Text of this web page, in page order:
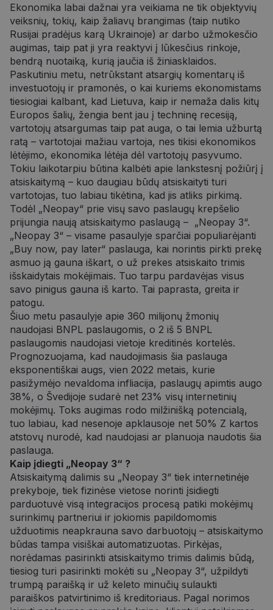
Ekonomika labai dažnai yra veikiama ne tik objektyvių
veiksnių, tokių, kaip žaliavų brangimas (taip nutiko
Rusijai pradėjus karą Ukrainoje) ar darbo užmokesčio
augimas, taip pat ji yra reaktyvi į lūkesčius rinkoje,
bendrą nuotaiką, kurią jaučia iš žiniasklaidos.
Paskutiniu metu, netrūkstant atsargių komentarų iš
investuotojų ir pramonės, o kai kuriems ekonomistams
tiesiogiai kalbant, kad Lietuva, kaip ir nemaža dalis kitų
Europos šalių, žengia bent jau į techninę recesiją,
vartotojų atsargumas taip pat auga, o tai lemia užburtą
ratą – vartotojai mažiau vartoja, nes tikisi ekonomikos
lėtėjimo, ekonomika lėtėja dėl vartotojų pasyvumo.
Tokiu laikotarpiu būtina kalbėti apie lankstesnį požiūrį į
atsiskaitymą – kuo daugiau būdų atsiskaityti turi
vartotojas, tuo labiau tikėtina, kad jis atliks pirkimą.
Todėl „Neopay“ prie visų savo paslaugų krepšelio
prijungia naują atsiskaitymo paslaugą – „Neopay 3“.
„Neopay 3“ – visame pasaulyje sparčiai populiarėjanti
„Buy now, pay later“ paslauga, kai norintis pirkti prekę
asmuo ją gauna iškart, o už prekes atsiskaito trimis
išskaidytais mokėjimais. Tuo tarpu pardavėjas visus
savo pinigus gauna iš karto. Tai paprasta, greita ir
patogu.
Šiuo metu pasaulyje apie 360 milijonų žmonių
naudojasi BNPL paslaugomis, o 2 iš 5 BNPL
paslaugomis naudojasi vietoje kreditinės kortelės.
Prognozuojama, kad naudojimasis šia paslauga
eksponentiškai augs, vien 2022 metais, kurie
pasižymėjo nevaldoma infliacija, paslaugų apimtis augo
38%, o Švedijoje sudarė net 23% visų internetinių
mokėjimų. Toks augimas rodo milžinišką potencialą,
tuo labiau, kad nesenoje apklausoje net 50% Z kartos
atstovų nurodė, kad naudojasi ar planuoja naudotis šia
paslauga.
Kaip įdiegti „Neopay 3“ ?
Atsiskaitymą dalimis su „Neopay 3“ tiek internetinėje
prekyboje, tiek fizinėse vietose norinti įsidiegti
parduotuvė visą integracijos procesą patiki mokėjimų
surinkimų partneriui ir jokiomis papildomomis
užduotimis neapkrauna savo darbuotojų – atsiskaitymo
būdas tampa visiškai automatizuotas. Pirkėjas,
norėdamas pasirinkti atsiskaitymo trimis dalimis būdą,
tiesiog turi pasirinkti mokėti su „Neopay 3“, užpildyti
trumpą paraišką ir už keleto minučių sulaukti
paraiškos patvirtinimo iš kreditoriaus. Pagal norimos